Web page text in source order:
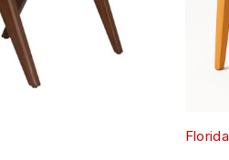
Florida